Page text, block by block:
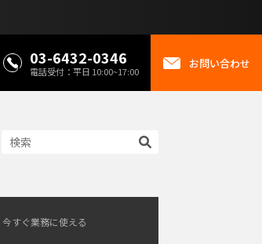
03-6432-0346
電話受付：平日 10:00~17:00
お問い合わせ
今すぐ業務に使える